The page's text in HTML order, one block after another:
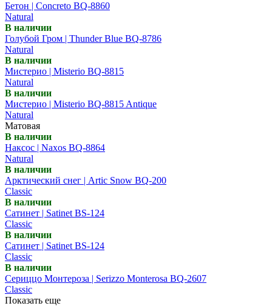
Бетон | Concreto BQ-8860
Natural
В наличии
Голубой Гром | Thunder Blue BQ-8786
Natural
В наличии
Мистерио | Misterio BQ-8815
Natural
В наличии
Мистерио | Misterio BQ-8815 Antique
Natural
Матовая
В наличии
Наксос | Naxos BQ-8864
Natural
В наличии
Арктический снег | Artic Snow BQ-200
Classic
В наличии
Сатинет | Satinet BS-124
Classic
В наличии
Сатинет | Satinet BS-124
Classic
В наличии
Сериццо Монтероза | Serizzo Monterosa BQ-2607
Classic
Показать еще